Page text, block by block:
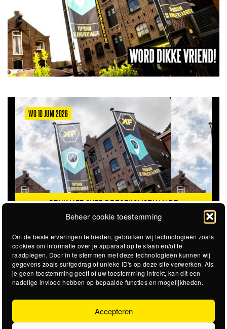
Beheer cookie toestemming
Om de beste ervaringen te bieden, gebruiken wij technologieën zoals
cookies om informatie over je apparaat op te slaan en/of te
raadplegen. Door in te stemmen met deze technologieën kunnen wij
gegevens zoals surfgedrag of unieke ID's op deze site verwerken. Als
je geen toestemming geeft of uw toestemming intrekt, kan dit een
nadelige invloed hebben op bepaalde functies en mogelijkheden.
Accepteren
WO 10 JUNI 2026
DENK MEE OVER DE TOEKOMST VAN DE
KROEPOEKFABRIEK